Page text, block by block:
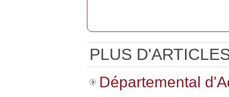
PLUS
Départemental